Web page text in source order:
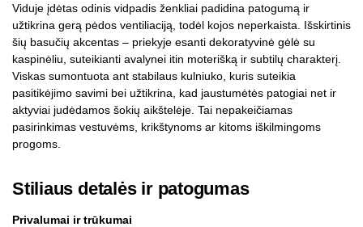
Viduje įdėtas odinis vidpadis ženkliai padidina patogumą ir
užtikrina gerą pėdos ventiliaciją, todėl kojos neperkaista. Išskirtinis
šių basučių akcentas – priekyje esanti dekoratyvinė gėlė su
kaspinėliu, suteikianti avalynei itin moterišką ir subtilų charakterį.
Viskas sumontuota ant stabilaus kulniuko, kuris suteikia
pasitikėjimo savimi bei užtikrina, kad jaustumėtės patogiai net ir
aktyviai judėdamos šokių aikštelėje. Tai nepakeičiamas
pasirinkimas vestuvėms, krikštynoms ar kitoms iškilmingoms
progoms.
Stiliaus detalės ir patogumas
Privalumai ir trūkumai